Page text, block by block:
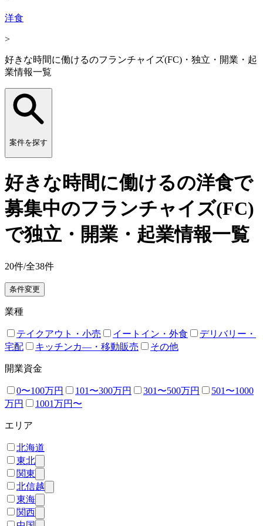
洋食
>
好きな時間に働けるのフランチャイズ(FC)・独立・開業・起
業情報一覧
案件を探す
好きな時間に働けるの洋食で
募集中のフランチャイズ(FC)
で独立・開業・起業情報一覧
20件/全38件
条件変更
業種
テイクアウト・小売 イートイン・外食
デリバリー・
宅配
キッチンカ―・移動販売 その他
開業資金
0〜100万円 101〜300万円 301〜500万円
501〜1000
万円
1001万円〜
エリア
北海道
東北
関東
北信越
東海
関西